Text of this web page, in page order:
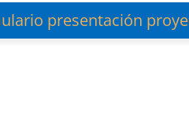
presentación